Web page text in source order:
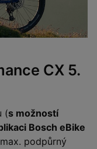
CX 5.
(s možností
Bosch eBike
podpůrný